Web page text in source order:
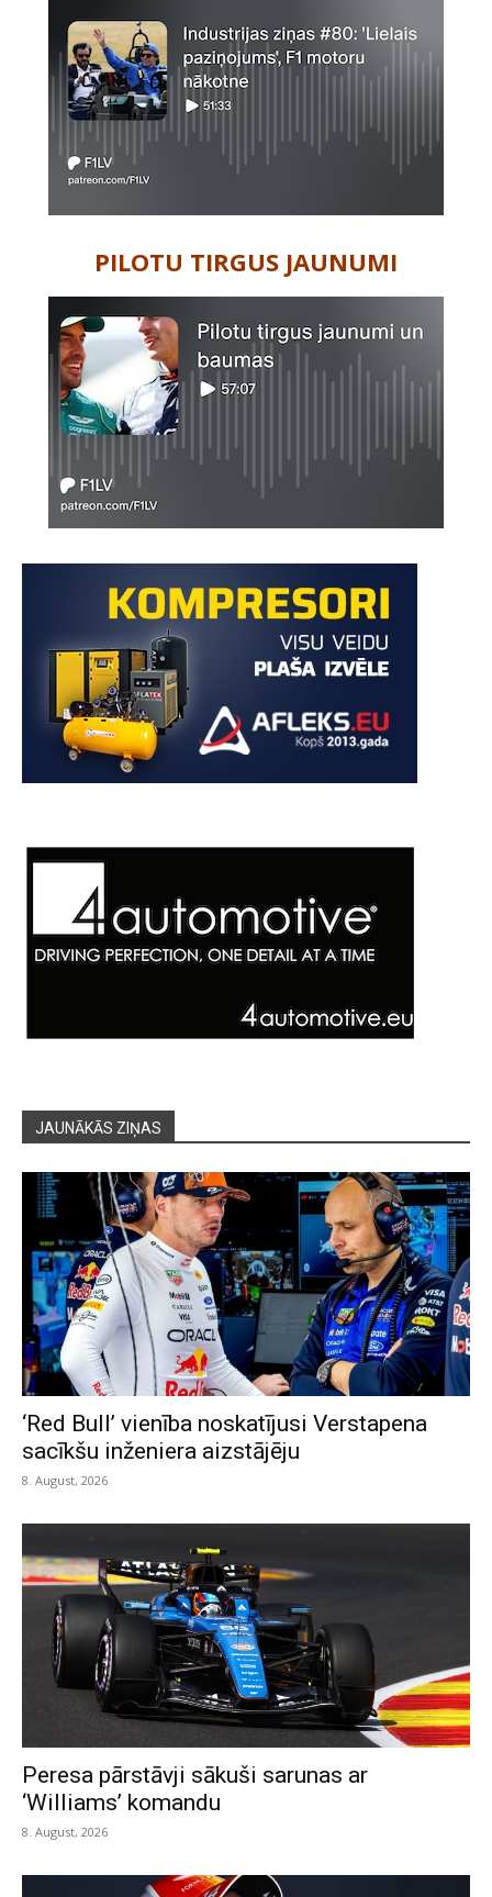
PILOTU TIRGUS JAUNUMI
JAUNĀKĀS ZIŅAS
‘Red Bull’ vienība noskatījusi Verstapena
sacīkšu inženiera aizstājēju
8. August, 2026
Peresa pārstāvji sākuši sarunas ar
‘Williams’ komandu
8. August, 2026